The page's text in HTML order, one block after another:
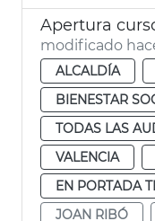
Apertura
modificado
ALCALDÍA
BIENESTAR
TODAS LAS
VALENCIA
EN PORTADA
JOAN RIBÓ